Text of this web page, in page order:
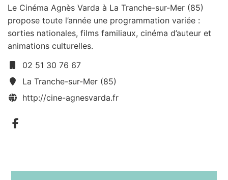
Le Cinéma Agnès Varda à La Tranche-sur-Mer (85)
propose toute l’année une programmation variée :
sorties nationales, films familiaux, cinéma d’auteur et
animations culturelles.
02 51 30 76 67
La Tranche-sur-Mer (85)
http://cine-agnesvarda.fr